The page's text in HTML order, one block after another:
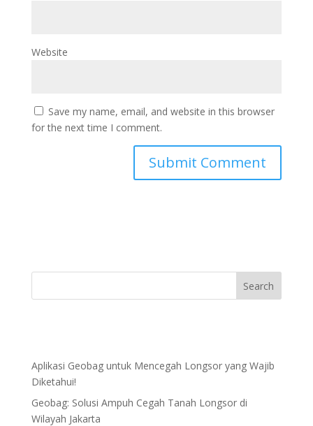
Website
Save my name, email, and website in this browser
for the next time I comment.
Aplikasi Geobag untuk Mencegah Longsor yang Wajib
Diketahui!
Geobag: Solusi Ampuh Cegah Tanah Longsor di
Wilayah Jakarta